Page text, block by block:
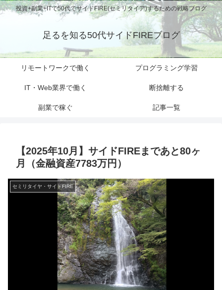
投資+副業+ITで50代でサイドFIRE(セミリタイア)するための戦略ブログ
足るを知る50代サイドFIREブログ
リモートワークで働く プログラミング学習
IT・Web業界で働く 断捨離する
副業で稼ぐ 記事一覧
【2025年10月】サイドFIREまであと80ヶ
月（金融資産7783万円）
セミリタイヤ・サイドFIRE